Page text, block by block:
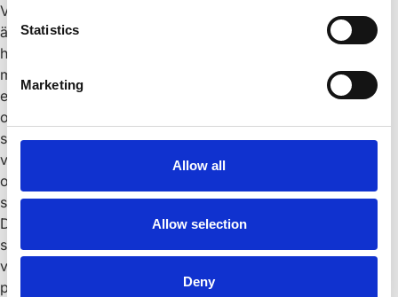
Statistics
Marketing
Allow all
Allow selection
Deny
Våra viltstängsel
är tillverkade av
högkvalitativt
material och ger
ett bra
områdesskydd
som står emot
väder och vind
och håller sig
starkt år efter år.
Det hjälper till att
skydda dina
vägar,
planteringar och